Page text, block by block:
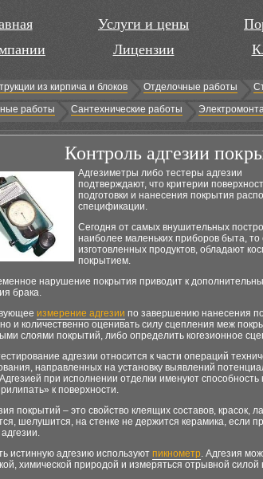
Услуги и цены
Лицензии
из кирпича и блоков Отделочные работы
работы Сантехнические работы
Контроль адгезии
Адгезиметры либо тестеры адгезии
подтверждают, что критерии
подготовки и нанесения покрытия
спецификации.
Сегодня от самых внушительных
наиболее маленьких приборов быта, то
изготовленных продуктов, обладают
покрытием.
нарушение покрытия приводит к
брака.
измерение адгезии по завершению нанесения
и количественно оценивать силу сцепления меж
слоями покрытий, либо определить когезионное
адгезии относится к части операций
направленных на установку выявлений
при исполнении отделки именуют способность
к поверхности.
покрытий – это свойство клеящих составов, красок,
шелушится, на стенке не держится керамика, если
истинную адгезию используют пикнометр. Адгезия
химической природой и измеряться отрывной